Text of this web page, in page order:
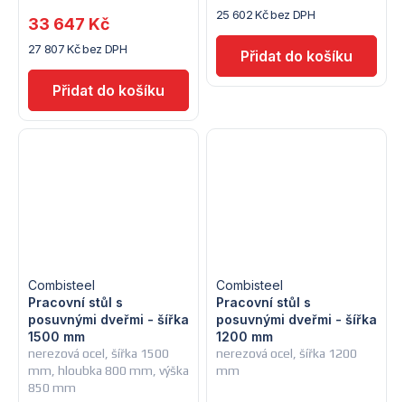
27 807 Kč bez DPH
33 647 Kč 25 602 Kč bez DPH
nerezová ocel, šířka 1500
mm, hloubka 800 mm, výška
850 mm
Pracovní stůl s
posuvnými dveřmi - šířka
1500 mm
Combisteel
nerezová ocel, šířka 1200
mm
Pracovní stůl s
posuvnými dveřmi - šířka
1200 mm
Combisteel